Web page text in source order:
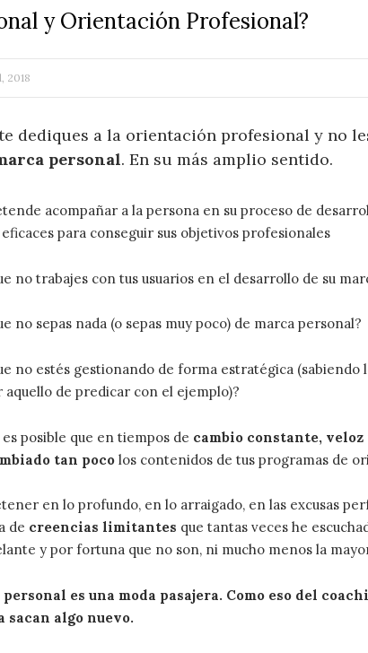
y Orientación Profesional?
2018
dediques a la orientación profesional y no
personal. En su más amplio sentido.
acompañar a la persona en su proceso de
para conseguir sus objetivos profesionales
no trabajes con tus usuarios en el desarrollo de su
no sepas nada (o sepas muy poco) de marca personal?
no estés gestionando de forma estratégica (sabiendo
aquello de predicar con el ejemplo)?
posible que en tiempos de cambio constante,
tan poco los contenidos de tus programas de
en lo profundo, en lo arraigado, en las excusas
de creencias limitantes que tantas veces he
y por fortuna que no son, ni mucho menos la
personal es una moda pasajera. Como eso del
sacan algo nuevo.